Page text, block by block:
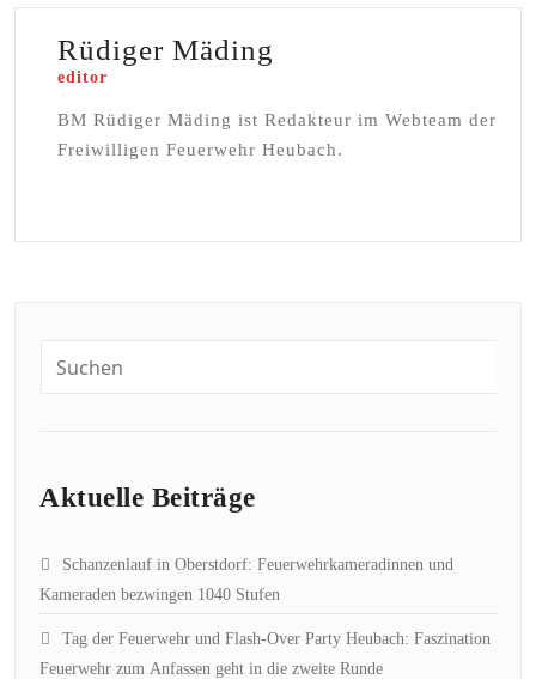
Rüdiger Mäding
editor
BM Rüdiger Mäding ist Redakteur im Webteam der
Freiwilligen Feuerwehr Heubach.
Aktuelle Beiträge
Schanzenlauf in Oberstdorf: Feuerwehrkameradinnen und
Kameraden bezwingen 1040 Stufen
Tag der Feuerwehr und Flash-Over Party Heubach: Faszination
Feuerwehr zum Anfassen geht in die zweite Runde